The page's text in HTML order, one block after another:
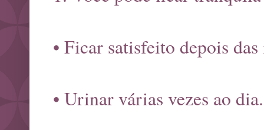
• Ficar satisfeito depois das
• Urinar várias vezes ao dia.